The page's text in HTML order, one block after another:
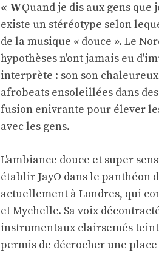
« WQuand je dis aux gens que
existe un stéréotype selon
de la musique « douce ». Le
hypothèses n'ont jamais eu
interprète : son son
afrobeats ensoleillées dans
fusion enivrante pour élever
avec les gens.
L'ambiance douce et super
établir JayO dans le panthéon
actuellement à Londres, qui
et Mychelle. Sa voix
instrumentaux clairsemés
permis de décrocher une